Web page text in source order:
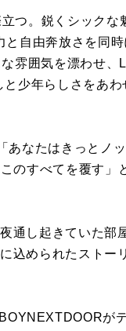
つ。鋭くシックな
と自由奔放さを同
雰囲気を漂わせ
少年らしさをあ
あなたはきっとノ
のすべてを覆す」
通し起きていた部
込められたストー
が